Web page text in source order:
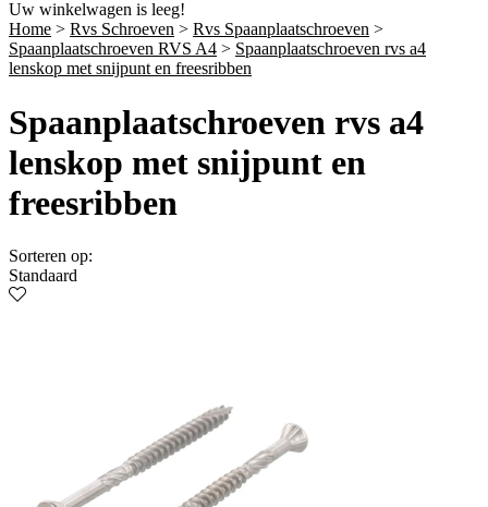
Uw winkelwagen is leeg!
Home > Rvs Schroeven > Rvs Spaanplaatschroeven >
Spaanplaatschroeven RVS A4 > Spaanplaatschroeven rvs a4
lenskop met snijpunt en freesribben
Spaanplaatschroeven rvs a4
lenskop met snijpunt en
freesribben
Sorteren op:
Standaard